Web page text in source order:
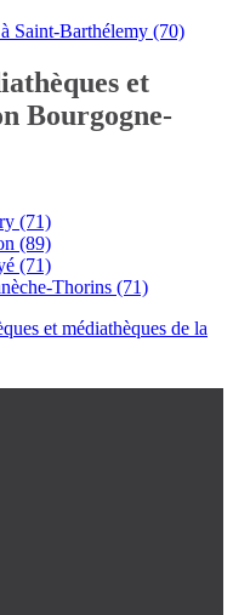
Saint-Barthélemy (70)
et
Bourgogne-
(71)
(89)
(71)
Thorins (71)
et médiathèques de la